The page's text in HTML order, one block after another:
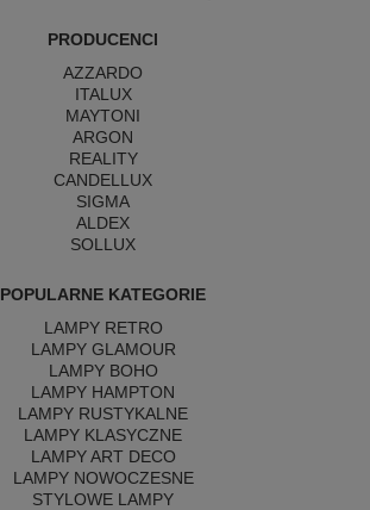
PRODUCENCI
AZZARDO
ITALUX
MAYTONI
ARGON
REALITY
CANDELLUX
SIGMA
ALDEX
SOLLUX
POPULARNE KATEGORIE
LAMPY RETRO
LAMPY GLAMOUR
LAMPY BOHO
LAMPY HAMPTON
LAMPY RUSTYKALNE
LAMPY KLASYCZNE
LAMPY ART DECO
LAMPY NOWOCZESNE
STYLOWE LAMPY